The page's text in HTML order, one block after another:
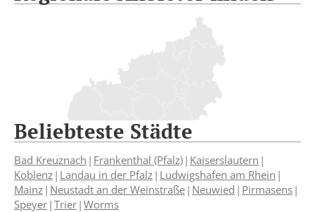
Beliebteste Städte
Bad Kreuznach Frankenthal (Pfalz) Kaiserslautern
Koblenz Landau in der Pfalz Ludwigshafen am Rhein
Mainz Neustadt an der Weinstraße Neuwied Pirmasens
Speyer Trier Worms